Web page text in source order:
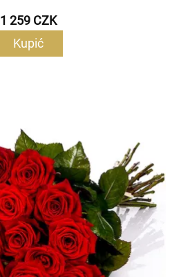
1 259 CZK
Kupić